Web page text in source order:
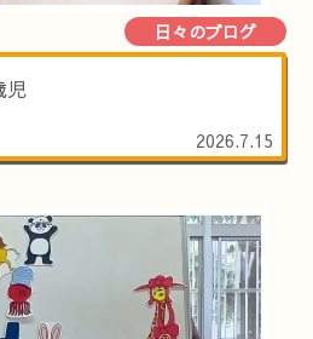
日々のブログ
2026.7.15